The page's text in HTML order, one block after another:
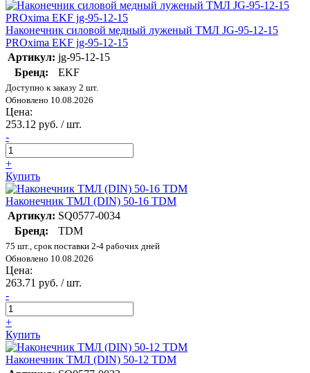
Наконечник силовой медный луженый ТМЛ JG-95-12-15
PROxima EKF jg-95-12-15
Артикул: jg-95-12-15
Бренд:
EKF
Доступно к заказу 2 шт.
Обновлено 10.08.2026
Цена:
253.12 руб. / шт.
-
+
Купить
Наконечник ТМЛ (DIN) 50-16 TDM
Артикул: SQ0577-0034
Бренд:
TDM
75 шт., срок поставки 2-4 рабочих дней
Обновлено 10.08.2026
Цена:
263.71 руб. / шт.
-
+
Купить
Наконечник ТМЛ (DIN) 50-12 TDM